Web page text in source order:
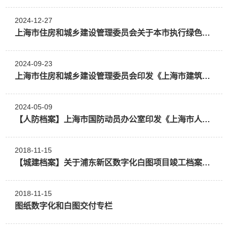
2024-12-27
上海市住房和城乡建设管理委员会关于本市执行绿色建筑有关要求和标准的通知
2024-09-23
上海市住房和城乡建设管理委员会印发《上海市建筑工程施工质量资料统一用表》（1.0版）
2024-05-09
【人防档案】上海市国防动员办公室印发《上海市人防工程档案编制技术指引》
2018-11-15
【城建档案】关于浦东新区数字化白图项目竣工档案的验收口径
2018-11-15
图纸数字化和白图交付专栏